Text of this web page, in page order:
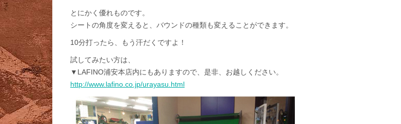
とにかく優れものです。
シートの角度を変えると、バウンドの種類も変えることができます。
10分打ったら、もう汗だくですよ！
試してみたい方は、
▼LAFINO浦安本店内にもありますので、是非、お越しください。
http://www.lafino.co.jp/urayasu.html